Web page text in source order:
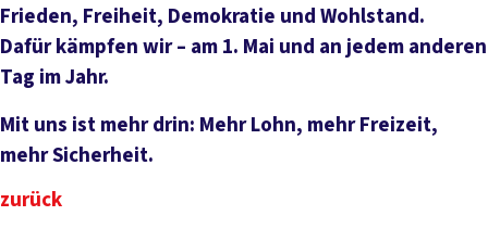
Frieden, Freiheit, Demokratie und Wohlstand.
Dafür kämpfen wir – am 1. Mai und an jedem anderen
Tag im Jahr.
Mit uns ist mehr drin: Mehr Lohn, mehr Freizeit,
mehr Sicherheit.
zurück